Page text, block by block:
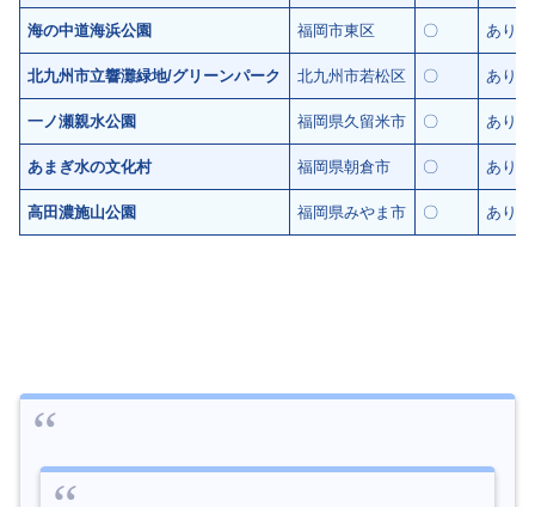
海の中道海浜公園 福岡市東区 〇 あり※
北九州市立響灘緑地/グリーンパーク 北九州市若松区 〇 あり※
一ノ瀬親水公園 福岡県久留米市 〇 あり
あまぎ水の文化村 福岡県朝倉市 〇 あり※
高田濃施山公園 福岡県みやま市 〇 あり